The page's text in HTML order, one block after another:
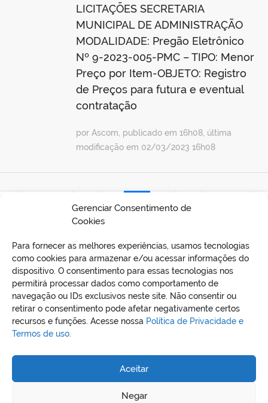
Gerenciar Consentimento de
Cookies
Para fornecer as melhores experiências, usamos tecnologias
como cookies para armazenar e/ou acessar informações do
dispositivo. O consentimento para essas tecnologias nos
permitirá processar dados como comportamento de
navegação ou IDs exclusivos neste site. Não consentir ou
retirar o consentimento pode afetar negativamente certos
recursos e funções. Acesse nossa Política de Privacidade e
Termos de uso.
Aceitar
Negar
LICITAÇÕES SECRETARIA
MUNICIPAL DE ADMINISTRAÇÃO
MODALIDADE: Pregão Eletrônico
Nº 9-2023-005-PMC – TIPO: Menor
Preço por Item-OBJETO: Registro
de Preços para futura e eventual
contratação
por Ascom, publicado em 16h08, última
modificação em 02/03/2023 16h08
43 46